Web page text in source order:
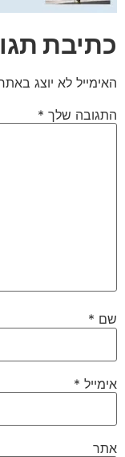
כתיבת
האימייל לא יוצג
התגובה שלך *
שם *
אימייל *
אתר